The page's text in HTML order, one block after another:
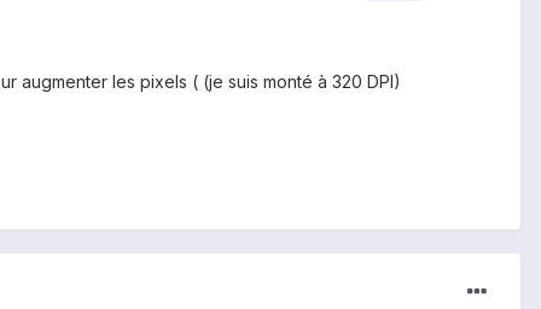
augmenter les pixels ( (je suis monté à 320 DPI)